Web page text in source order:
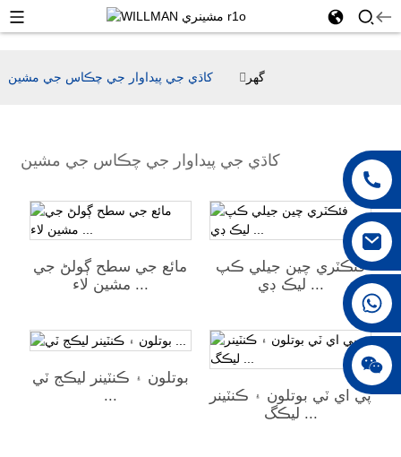
+86 18042297890
گهر کاڌي جي پيداوار جي چڪاس جي مشين
کاڌي جي پيداوار جي چڪاس جي مشين
مائع جي سطح ڳولڻ جي
مشين لاء ...
فئڪٽري چين جيلي ڪپ
ليڪ ڊي ...
بوتلون ۽ ڪنٽينر ليڪج ٽي
...
پي اي ٽي بوتلون ۽ ڪنٽينر
ليڪگ ...